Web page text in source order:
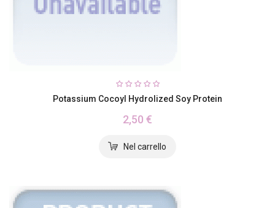
Potassium Cocoyl Hydrolized Soy Protein
2,50 €